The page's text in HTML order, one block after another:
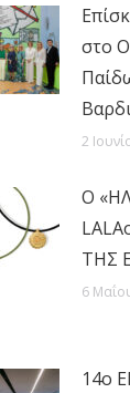
στο
2
Ο
ΤΗΣ
6
14ο